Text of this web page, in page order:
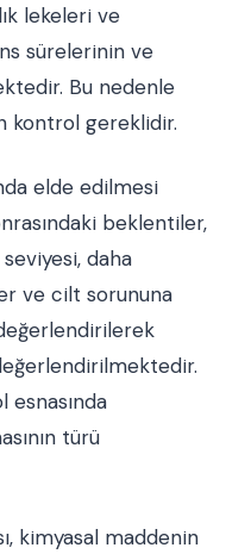
lekeleri ve
sürelerinin ve
Bu nedenle
kontrol gereklidir.
elde edilmesi
beklentiler,
daha
ve cilt sorununa
türü
kimyasal maddenin